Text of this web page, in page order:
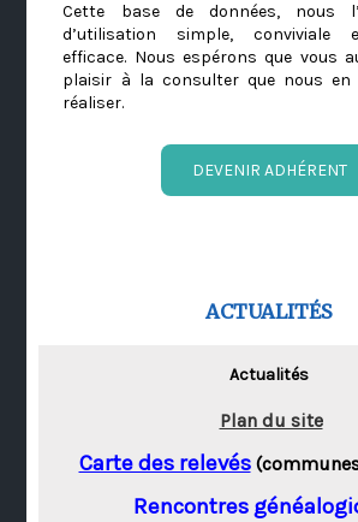
Cette base de données, nous
d’utilisation simple, conviviale
efficace. Nous espérons que vous
plaisir à la consulter que nous en
réaliser.
DEVENIR ADHÉRENT
ACTUALITÉS
Actualités
Plan du site
Carte des relevés
Rencontres